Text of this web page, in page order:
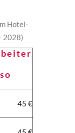
Hotel-
2028)
45 €